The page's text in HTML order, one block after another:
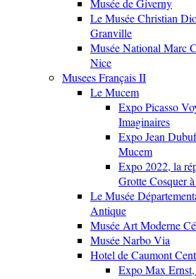
Musée de Giverny
Le Musée Christian
Granville
Musée National Marc
Nice
Musees Français II
Le Mucem
Expo Picasso
Imaginaires
Expo Jean
Mucem
Expo 2022, la
Grotte Cosquer
Le Musée
Antique
Musée Art Moderne
Musée Narbo Via
Hotel de Caumont
Expo Max